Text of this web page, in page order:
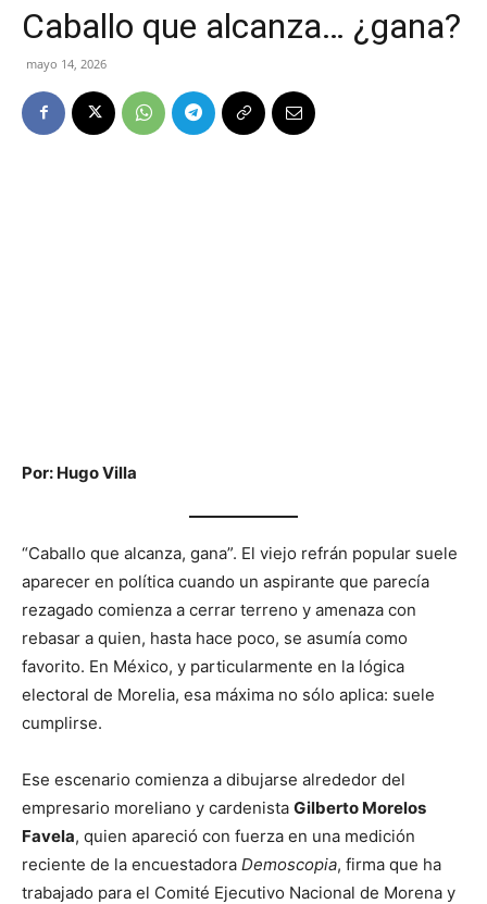
Caballo que alcanza… ¿gana?
mayo 14, 2026
Por: Hugo Villa
“Caballo que alcanza, gana”. El viejo refrán popular suele
aparecer en política cuando un aspirante que parecía
rezagado comienza a cerrar terreno y amenaza con
rebasar a quien, hasta hace poco, se asumía como
favorito. En México, y particularmente en la lógica
electoral de Morelia, esa máxima no sólo aplica: suele
cumplirse.
Ese escenario comienza a dibujarse alrededor del
empresario moreliano y cardenista Gilberto Morelos
Favela, quien apareció con fuerza en una medición
reciente de la encuestadora Demoscopia, firma que ha
trabajado para el Comité Ejecutivo Nacional de Morena y